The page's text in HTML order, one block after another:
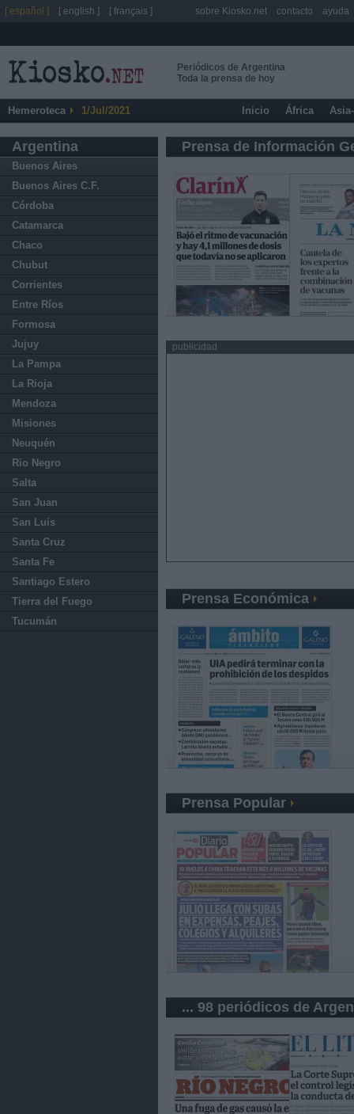
Periódicos de Argentina
Toda la prensa de hoy
Hemeroteca 1/Jul/2021 Inicio África
Argentina
Buenos Aires
Buenos Aires C.F.
Córdoba
Catamarca
Chaco
Chubut
Corrientes
Entre Ríos
Formosa
Jujuy
La Pampa
La Rioja
Mendoza
Misiones
Neuquén
Rio Negro
Salta
San Juan
San Luis
Santa Cruz
Santa Fe
Santiago Estero
Tierra del Fuego
Tucumán
Prensa de Información
publicidad
Prensa Económica
Prensa Popular
... 98 periódicos de
[ español ] [ english ] [ français ] sobre Kiosko.net contacto ayuda